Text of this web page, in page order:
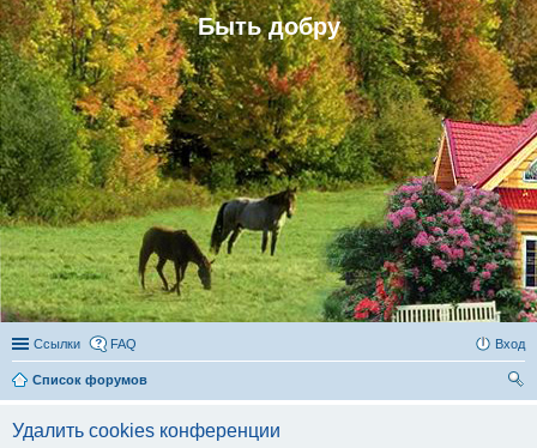
Быть добру
Ссылки FAQ Вход
Список форумов
Удалить cookies конференции